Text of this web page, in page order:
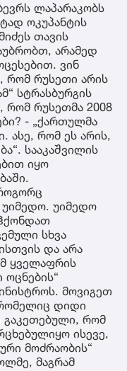
ლაპარაკობს
ოკუპანტის
თავის
არამედ
ვინ
რომ რუსეთი არის
სტრასბურგის
რომ რუსეთმა 2008
- „ქართულმა
ასე, რომ ეს არის,
სააკაშვილის
იყო
უიმედო. უიმედო
სხვა
და არა
ყველაფრის
მოვიგეთ
დიდი
გაკეთებული, რომ
ისევე,
მოძრაობის“
მაგრამ